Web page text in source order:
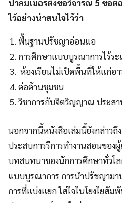
ปาล์มเมอร์ตั้งข้อวิจารณ์ 5 ข้อ
ไว้อย่างน่าสนใจไว้ว่า
พื้นฐานปรัชญาอ่อนแอ
การศึกษาแบบบูรณาการไร้ระ
ห้องเรียนไม่เปิดพื้นที่ให้แก่อ
ต่อต้านชุมชน
วิชาการกับจิตวิญญาณ ประส
นอกจากนี้หนังสือเล่มนี้ยังกล่าวถึ
ประสบการรืการทำงานสอนของ
บทสนทนาของนักการศึกษาทั่วโ
แบบบูรณาการ การนำปรัชญาม
การที่แบ่งแยก ใส่ใจในโยงใยสัม